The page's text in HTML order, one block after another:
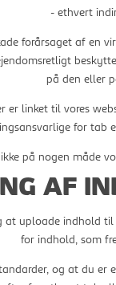
- ethvert
forårsaget af en
på den eller
linket til vores
for tab
på nogen måde
AF
uploade indhold
for indhold, som
og at du